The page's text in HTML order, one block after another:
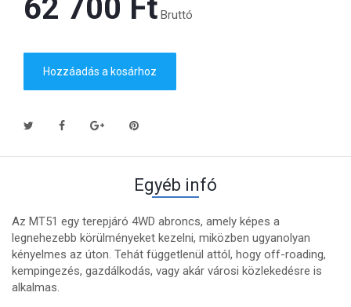
62 700 Ft‎ Bruttó
Hozzáadás a kosárhoz
Egyéb infó
Az MT51 egy terepjáró 4WD abroncs, amely képes a
legnehezebb körülményeket kezelni, miközben ugyanolyan
kényelmes az úton. Tehát függetlenül attól, hogy off-roading,
kempingezés, gazdálkodás, vagy akár városi közlekedésre is
alkalmas.